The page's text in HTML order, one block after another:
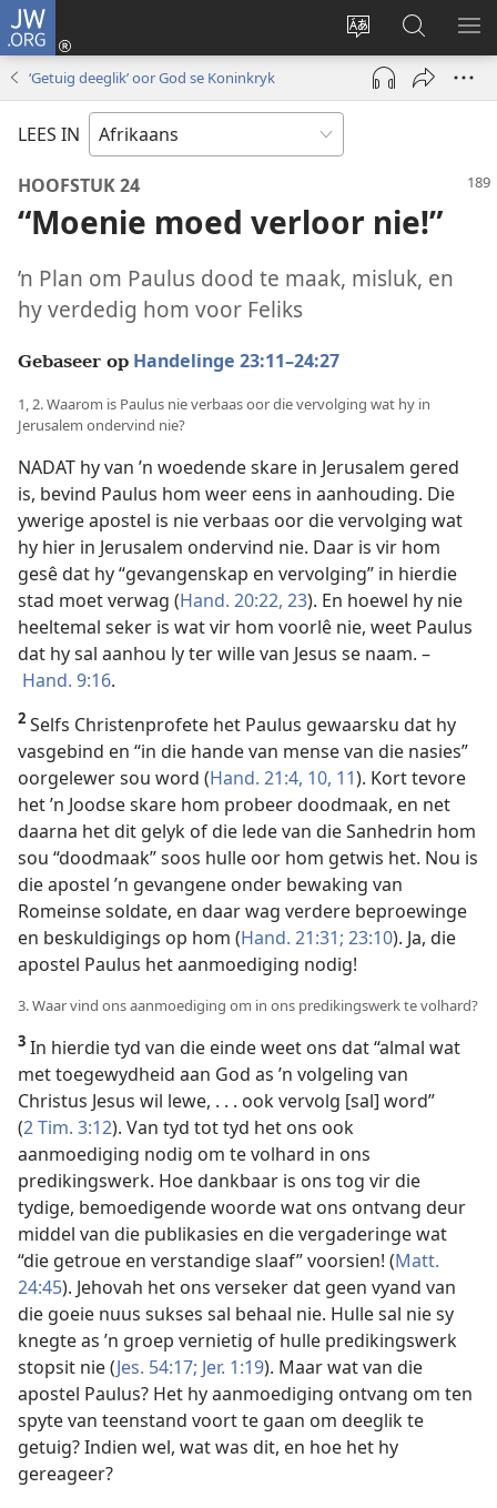
JW.ORG
Verander
taal
van
Meld
aan
(maak
nuwe
venster
Soek
op
JW.ORG
‘Getuig deeglik’ oor God se Koninkryk
LEES IN
HOOFSTUK 24
“Moenie moed verloor nie!”
’n Plan om Paulus dood te maak, misluk, en
hy verdedig hom voor Feliks
Gebaseer op Handelinge 23:11–24:27
1, 2. Waarom is Paulus nie verbaas oor die vervolging wat hy in
Jerusalem ondervind nie?
NADAT hy van ’n woedende skare in Jerusalem gered
is, bevind Paulus hom weer eens in aanhouding. Die
ywerige apostel is nie verbaas oor die vervolging wat
hy hier in Jerusalem ondervind nie. Daar is vir hom
gesê dat hy “gevangenskap en vervolging” in hierdie
stad moet verwag (Hand. 20:22, 23). En hoewel hy nie
heeltemal seker is wat vir hom voorlê nie, weet Paulus
dat hy sal aanhou ly ter wille van Jesus se naam. –
Hand. 9:16.
2 Selfs Christenprofete het Paulus gewaarsku dat hy
vasgebind en “in die hande van mense van die nasies”
oorgelewer sou word (Hand. 21:4, 10, 11). Kort tevore
het ’n Joodse skare hom probeer doodmaak, en net
daarna het dit gelyk of die lede van die Sanhedrin hom
sou “doodmaak” soos hulle oor hom getwis het. Nou is
die apostel ’n gevangene onder bewaking van
Romeinse soldate, en daar wag verdere beproewinge
en beskuldigings op hom (Hand. 21:31; 23:10). Ja, die
apostel Paulus het aanmoediging nodig!
3. Waar vind ons aanmoediging om in ons predikingswerk te volhard?
3 In hierdie tyd van die einde weet ons dat “almal wat
met toegewydheid aan God as ’n volgeling van
Christus Jesus wil lewe, . . . ook vervolg [sal] word”
(2 Tim. 3:12). Van tyd tot tyd het ons ook
aanmoediging nodig om te volhard in ons
predikingswerk. Hoe dankbaar is ons tog vir die
tydige, bemoedigende woorde wat ons ontvang deur
middel van die publikasies en die vergaderinge wat
“die getroue en verstandige slaaf” voorsien! (Matt.
24:45). Jehovah het ons verseker dat geen vyand van
die goeie nuus sukses sal behaal nie. Hulle sal nie sy
knegte as ’n groep vernietig of hulle predikingswerk
stopsit nie (Jes. 54:17; Jer. 1:19). Maar wat van die
apostel Paulus? Het hy aanmoediging ontvang om ten
spyte van teenstand voort te gaan om deeglik te
getuig? Indien wel, wat was dit, en hoe het hy
gereageer?